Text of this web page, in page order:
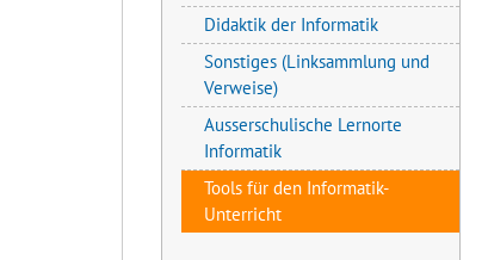
Didaktik der Informatik
Sonstiges (Linksammlung und
Verweise)
Ausserschulische Lernorte
Informatik
Tools für den Informatik-
Unterricht